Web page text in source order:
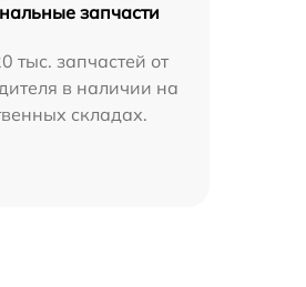
запчасти
тыс. запчастей от
в наличии на
складах.